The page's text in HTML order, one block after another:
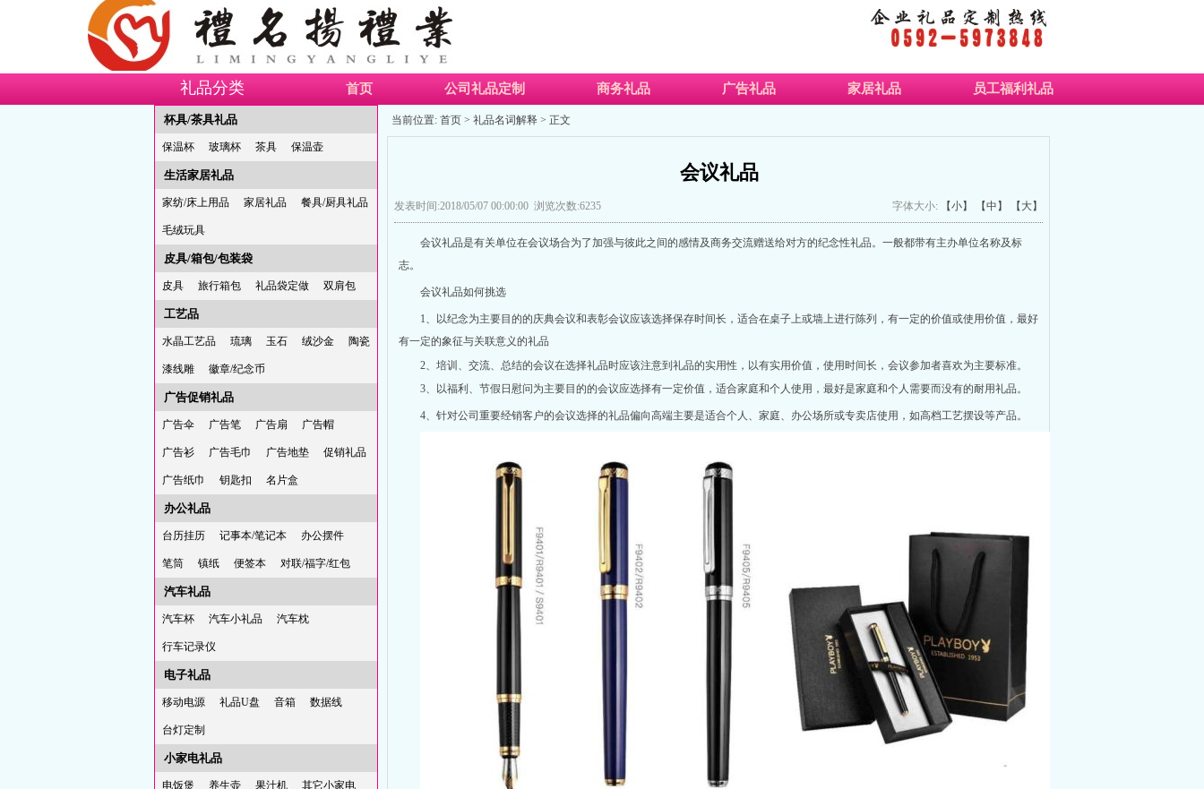
首页 公司礼品定制 商务礼品 广告礼品 家居礼品 员工福利礼品
礼品分类
杯具/茶具礼品
保温杯 玻璃杯 茶具 保温壶
生活家居礼品
家纺/床上用品 家居礼品 餐具/厨具礼品
毛绒玩具
皮具/箱包/包装袋
皮具 旅行箱包 礼品袋定做 双肩包
工艺品
水晶工艺品 琉璃 玉石 绒沙金 陶瓷
漆线雕 徽章/纪念币
广告促销礼品
广告伞 广告笔 广告扇 广告帽
广告衫 广告毛巾 广告地垫 促销礼品
广告纸巾 钥匙扣 名片盒
办公礼品
台历挂历 记事本/笔记本 办公摆件
笔筒 镇纸 便签本 对联/福字/红包
汽车礼品
汽车杯 汽车小礼品 汽车枕
行车记录仪
电子礼品
移动电源 礼品U盘 音箱 数据线
台灯定制
小家电礼品
电饭煲 养生壶 果汁机 其它小家电
当前位置: 首页 > 礼品名词解释 > 正文
会议礼品
发表时间:2018/05/07 00:00:00 浏览次数:6235 字体大小: 【小】 【中】 【大】
会议礼品是有关单位在会议场合为了加强与彼此之间的感情及商务交流赠送给对方的纪念性礼品。一般都带有主办单位名称及标
志。
会议礼品如何挑选
1、以纪念为主要目的的庆典会议和表彰会议应该选择保存时间长，适合在桌子上或墙上进行陈列，有一定的价值或使用价值，最好
有一定的象征与关联意义的礼品
2、 培训、交流、总结的会议在选择礼品时应该注意到礼品的实用性，以有实用价值，使用时间长，会议参加者喜欢为主要标准。
3、以福利、节假日慰问为主要目的的会议应选择有一定价值，适合家庭和个人使用，最好是家庭和个人需要而没有的耐用礼品。
4、针对公司重要经销客户的会议选择的礼品偏向高端主要是适合个人、家庭、办公场所或专卖店使用，如高档工艺摆设等产品。